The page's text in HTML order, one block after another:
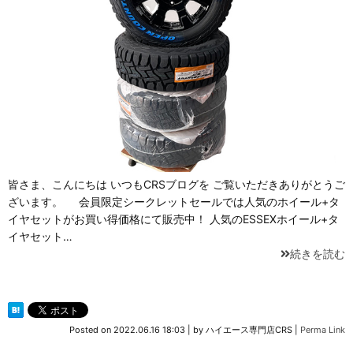
皆さま、こんにちは いつもCRSブログを ご覧いただきありがとうご
ざいます。 会員限定シークレットセールでは人気のホイール+タ
イヤセットがお買い得価格にて販売中！ 人気のESSEXホイール+タ
イヤセット…
続きを読む
Posted on 2022.06.16 18:03 by ハイエース専門店CRS Perma Link